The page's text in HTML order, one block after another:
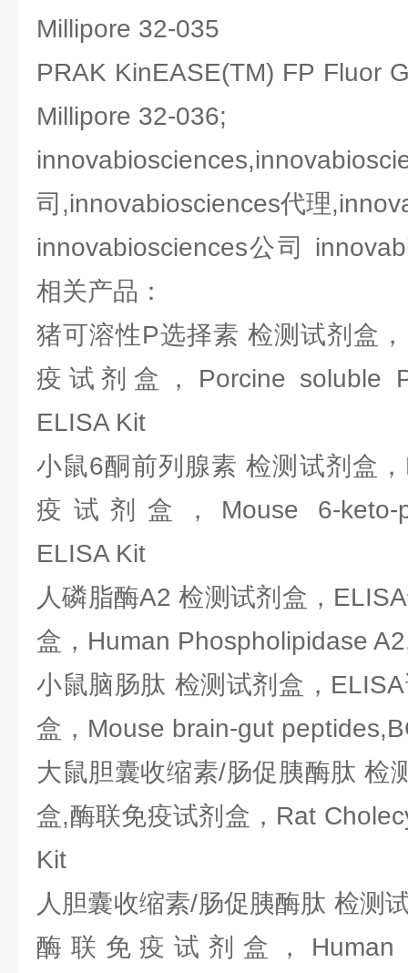
Millipore 32-035
PRAK KinEASE(TM) FP Fluor
Millipore 32-036;
司,innovabiosciences代理
innovabiosciences公司
相关产品：
猪可溶性P选择素 检测试剂盒
疫试剂盒，Porcine soluble
ELISA Kit
小鼠6酮前列腺素 检测试剂盒
疫试剂盒，Mouse 6-keto-
ELISA Kit
人磷脂酶A2 检测试剂盒，
盒，Human Phospholipidase
小鼠脑肠肽 检测试剂盒，
盒，Mouse brain-gut
大鼠胆囊收缩素/肠促胰酶肽 检
盒,酶联免疫试剂盒，Rat
Kit
人胆囊收缩素/肠促胰酶肽 检测
酶联免疫试剂盒，Human